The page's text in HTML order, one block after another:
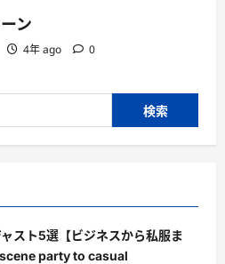
ン
4年 ago 0
スト5選【ビジネスから私服ま
party to casual